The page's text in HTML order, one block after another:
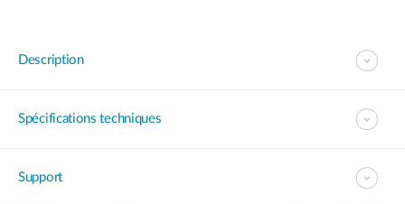
Description
Spécifications techniques
Support